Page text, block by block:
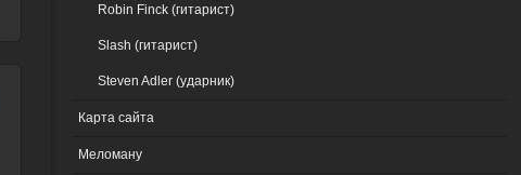
Robin Finck (гитарист)
Slash (гитарист)
Steven Adler (ударник)
Карта сайта
Меломану